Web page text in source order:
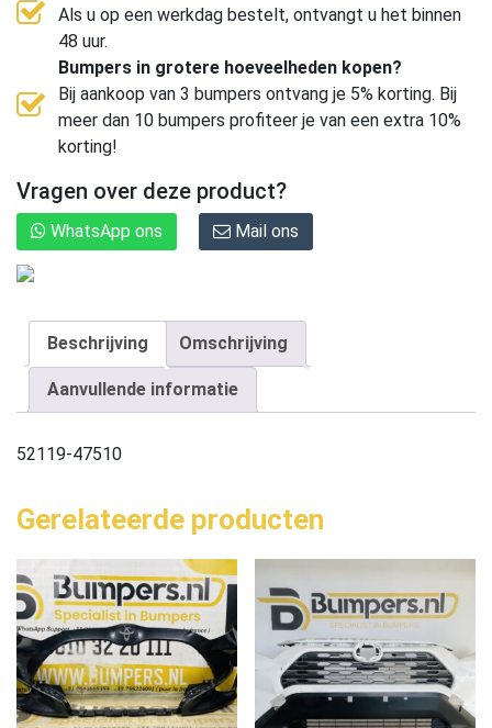
Als u op een werkdag bestelt, ontvangt u het binnen
48 uur.
Bumpers in grotere hoeveelheden kopen?
Bij aankoop van 3 bumpers ontvang je 5% korting. Bij
meer dan 10 bumpers profiteer je van een extra 10%
korting!
Vragen over deze product?
WhatsApp ons Mail ons
Beschrijving Omschrijving
Aanvullende informatie
52119-47510
Gerelateerde producten